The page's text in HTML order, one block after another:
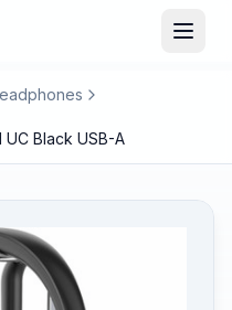
Black USB-A